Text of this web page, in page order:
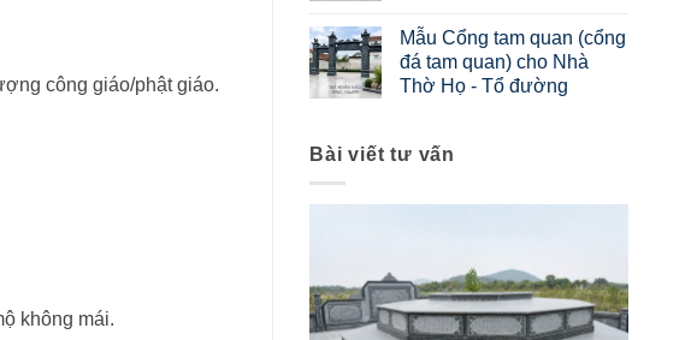
Mẫu Cổng tam quan (cổng
đá tam quan) cho Nhà
Thờ Họ - Tổ đường
Bài viết tư vấn
công giáo/phật giáo.
không mái.